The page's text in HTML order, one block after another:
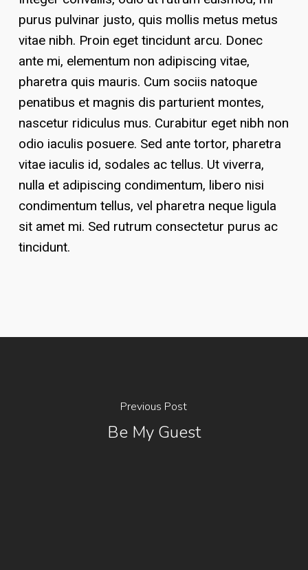
purus pulvinar justo, quis mollis metus metus
vitae nibh. Proin eget tincidunt arcu. Donec
ante mi, elementum non adipiscing vitae,
pharetra quis mauris. Cum sociis natoque
penatibus et magnis dis parturient montes,
nascetur ridiculus mus. Curabitur eget nibh non
odio iaculis posuere. Sed ante tortor, pharetra
vitae iaculis id, sodales ac tellus. Ut viverra,
nulla et adipiscing condimentum, libero nisi
condimentum tellus, vel pharetra neque ligula
sit amet mi. Sed rutrum consectetur purus ac
tincidunt.
Previous Post
Be My Guest